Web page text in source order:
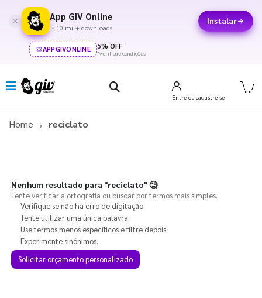
App GIV Online
10 mil+ downloads
Instalar
APPGIVONLINE 5% OFF
*verifique condições
Entre ou cadastre-se
Home reciclato
Nenhum resultado para "reciclato"🧐
Tente verificar a ortografia ou buscar por termos mais simples.
Verifique se não há erro de digitação.
Tente utilizar uma única palavra.
Use termos menos específicos e filtre depois.
Experimente sinônimos.
Solicitar orçamento personalizado